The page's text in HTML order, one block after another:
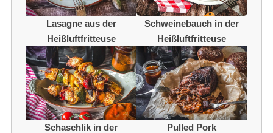
Lasagne aus der
Heißluftfritteuse
Schweinebauch in der
Heißluftfritteuse
Schaschlik in der
Pulled Pork